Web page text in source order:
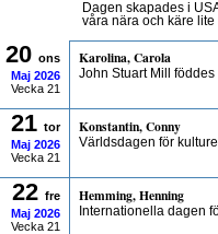
Dagen skapades i
våra nära och käre lite
20 ons
Maj 2026
Vecka 21
Karolina, Carola
John Stuart Mill föddes
21 tor
Maj 2026
Vecka 21
Konstantin, Conny
Världsdagen för
22 fre
Maj 2026
Vecka 21
Hemming, Henning
Internationella dagen